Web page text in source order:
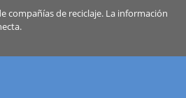
compañías de reciclaje. La información